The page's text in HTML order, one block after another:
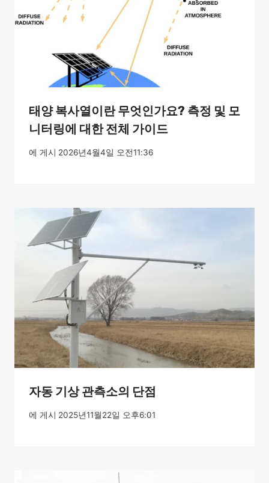
태양 복사열이란 무엇인가요? 측정 및 모
니터링에 대한 전체 가이드
에 게시 2026년4월4일 오전11:36
자동 기상 관측소의 단점
에 게시 2025년11월22일 오후6:01